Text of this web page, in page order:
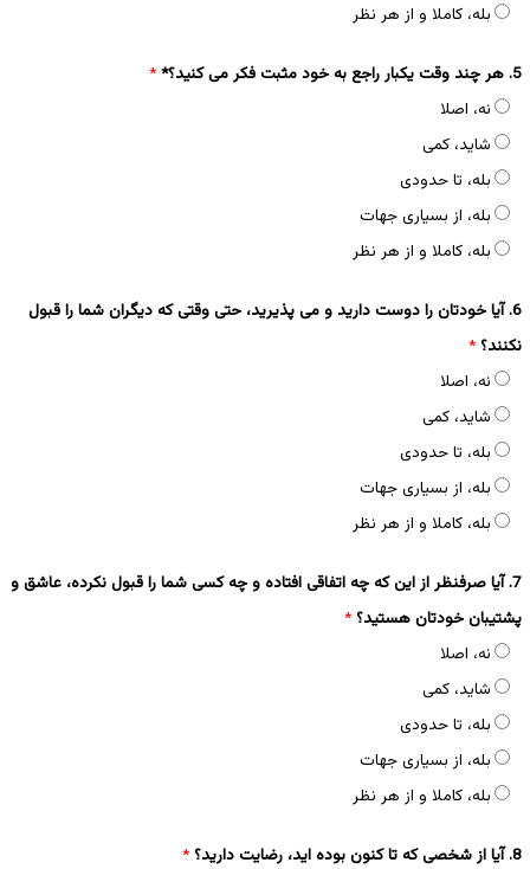
بله، کاملا و از هر نظر
5. هر چند وقت یکبار راجع به خود مثبت فکر می کنید؟*
*
نه، اصلا
شاید، کمی
بله، تا حدودی
بله، از بسیاری جهات
بله، کاملا و از هر نظر
6. آیا خودتان را دوست دارید و می پذیرید، حتی وقتی که دیگران شما را قبول
نکنند؟*
نه، اصلا
شاید، کمی
بله، تا حدودی
بله، از بسیاری جهات
بله، کاملا و از هر نظر
7. آیا صرفنظر از این که چه اتفاقی افتاده و چه کسی شما را قبول نکرده، عاشق و
پشتیبان خودتان هستید؟*
نه، اصلا
شاید، کمی
بله، تا حدودی
بله، از بسیاری جهات
بله، کاملا و از هر نظر
8. آیا از شخصی که تا کنون بوده اید، رضایت دارید؟
*